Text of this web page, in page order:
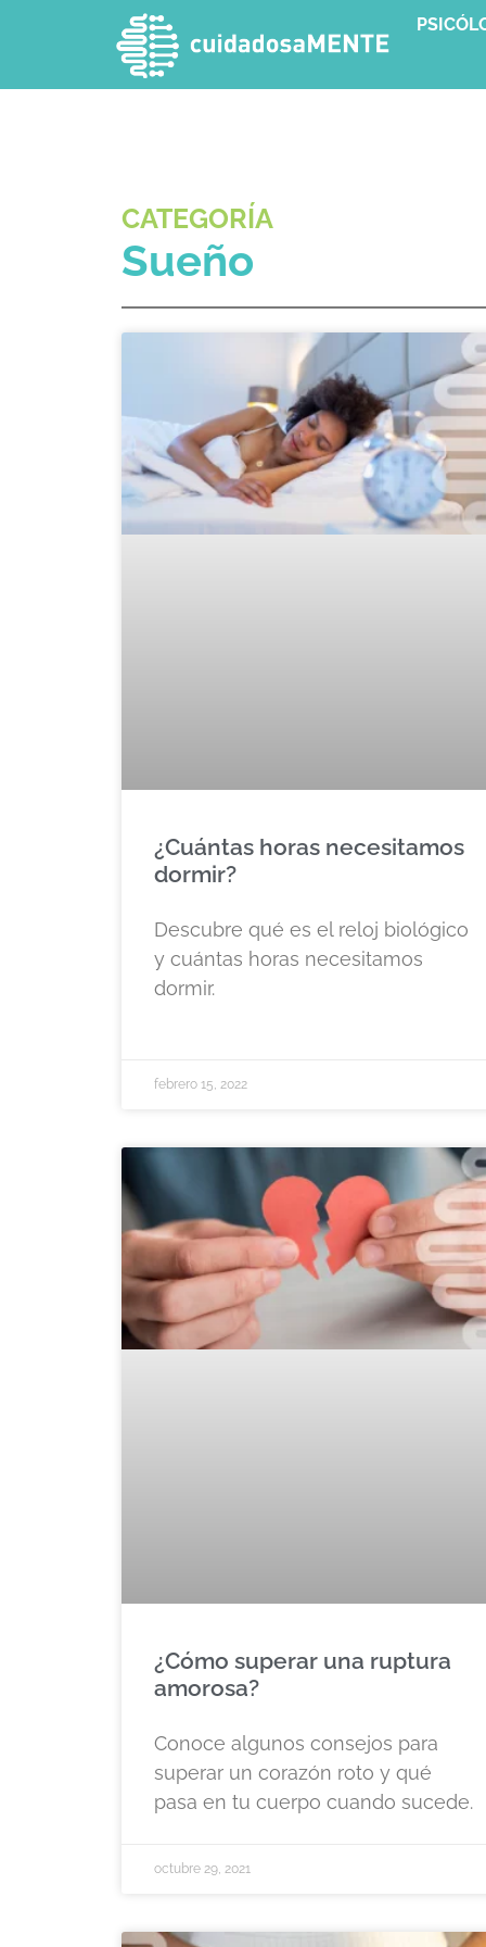
CATEGORÍA
Sueño
¿Cuántas horas necesitamos
dormir?
Descubre qué es el reloj biológico
y cuántas horas necesitamos
dormir.
febrero 15, 2022
¿Cómo superar una ruptura
amorosa?
Conoce algunos consejos para
superar un corazón roto y qué
pasa en tu cuerpo cuando sucede.
octubre 29, 2021